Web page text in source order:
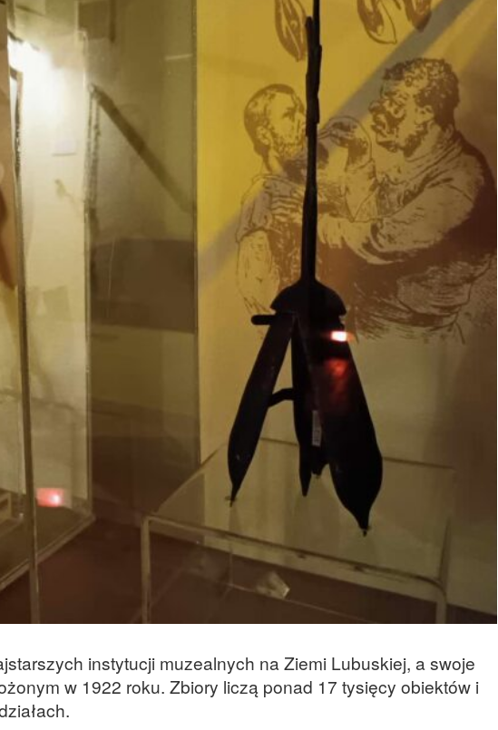
instytucji muzealnych na Ziemi Lubuskiej, a swoje
w 1922 roku. Zbiory liczą ponad 17 tysięcy obiektów i